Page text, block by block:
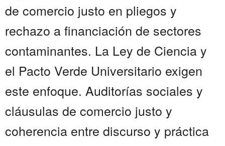
de comercio justo en pliegos y
rechazo a financiación de sectores
contaminantes. La Ley de Ciencia y
el Pacto Verde Universitario exigen
este enfoque. Auditorías sociales y
cláusulas de comercio justo y
coherencia entre discurso y práctica